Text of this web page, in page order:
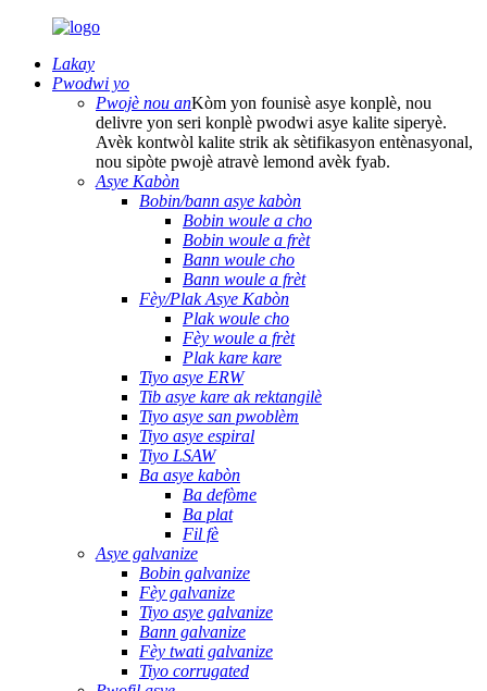
Lakay
Pwodwi yo
Pwojè nou anKòm yon founisè asye konplè, nou
delivre yon seri konplè pwodwi asye kalite siperyè.
Avèk kontwòl kalite strik ak sètifikasyon entènasyonal,
nou sipòte pwojè atravè lemond avèk fyab.
Asye Kabòn
Bobin/bann asye kabòn
Bobin woule a cho
Bobin woule a frèt
Bann woule cho
Bann woule a frèt
Fèy/Plak Asye Kabòn
Plak woule cho
Fèy woule a frèt
Plak kare kare
Tiyo asye ERW
Tib asye kare ak rektangilè
Tiyo asye san pwoblèm
Tiyo asye espiral
Tiyo LSAW
Ba asye kabòn
Ba defòme
Ba plat
Fil fè
Asye galvanize
Bobin galvanize
Fèy galvanize
Tiyo asye galvanize
Bann galvanize
Fèy twati galvanize
Tiyo corrugated